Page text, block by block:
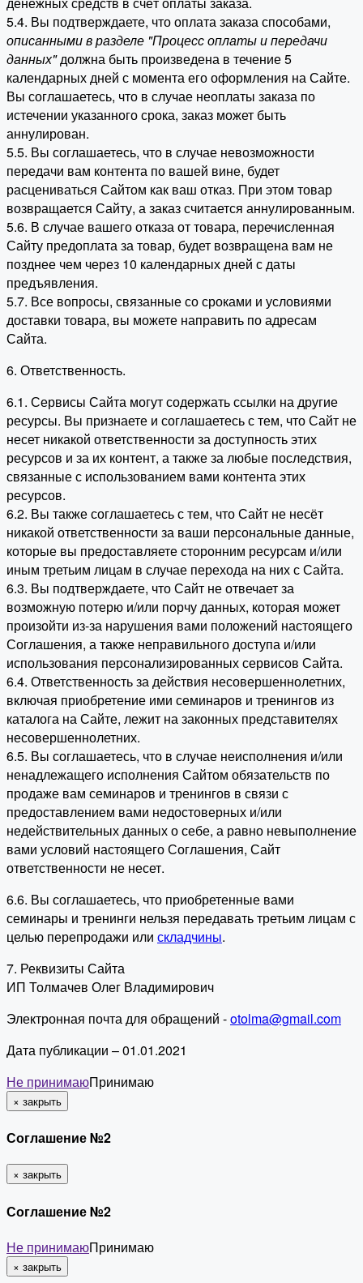
5.4. Вы подтверждаете, что оплата заказа способами,
описанными в разделе "Процесс оплаты и передачи
данных"должна быть произведена в течение 5
календарных дней с момента его оформления на Сайте.
Вы соглашаетесь, что в случае неоплаты заказа по
истечении указанного срока, заказ может быть
аннулирован.
5.5. Вы соглашаетесь, что в случае невозможности
передачи вам контента по вашей вине, будет
расцениваться Сайтом как ваш отказ. При этом товар
возвращается Сайту, а заказ считается аннулированным.
5.6. В случае вашего отказа от товара, перечисленная
Сайту предоплата за товар, будет возвращена вам не
позднее чем через 10 календарных дней с даты
предъявления.
5.7. Все вопросы, связанные со сроками и условиями
доставки товара, вы можете направить по адресам
Сайта.
6. Ответственность.
6.1. Сервисы Сайта могут содержать ссылки на другие
ресурсы. Вы признаете и соглашаетесь с тем, что Сайт не
несет никакой ответственности за доступность этих
ресурсов и за их контент, а также за любые последствия,
связанные с использованием вами контента этих
ресурсов.
6.2. Вы также соглашаетесь с тем, что Сайт не несёт
никакой ответственности за ваши персональные данные,
которые вы предоставляете сторонним ресурсам и/или
иным третьим лицам в случае перехода на них с Сайта.
6.3. Вы подтверждаете, что Сайт не отвечает за
возможную потерю и/или порчу данных, которая может
произойти из-за нарушения вами положений настоящего
Соглашения, а также неправильного доступа и/или
использования персонализированных сервисов Сайта.
6.4. Ответственность за действия несовершеннолетних,
включая приобретение ими семинаров и тренингов из
каталога на Сайте, лежит на законных представителях
несовершеннолетних.
6.5. Вы соглашаетесь, что в случае неисполнения и/или
ненадлежащего исполнения Сайтом обязательств по
продаже вам семинаров и тренингов в связи с
предоставлением вами недостоверных и/или
недействительных данных о себе, а равно невыполнение
вами условий настоящего Соглашения, Сайт
ответственности не несет.
6.6. Вы соглашаетесь, что приобретенные вами
семинары и тренинги нельзя передавать третьим лицам с
целью перепродажи или складчины.
7. Реквизиты Сайта
ИП Толмачев Олег Владимирович
Электронная почта для обращений -otolma@gmail.com
Дата публикации – 01.01.2021
Не принимаюПринимаю
× закрыть
Соглашение №2
× закрыть
Соглашение №2
Не принимаюПринимаю
× закрыть